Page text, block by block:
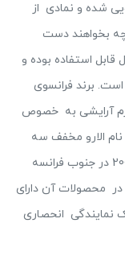
شده و نمادی از
بخواهند دست
استفاده بوده و
برند فرانسوی
آرایشی به خصوص
الارو مخفف سه
کلمه زن، زیبایی و آب است. برند الارو سال 2007 در جنوب فرانسه
در محصولات آن دارای
نمایندگی انحصاری